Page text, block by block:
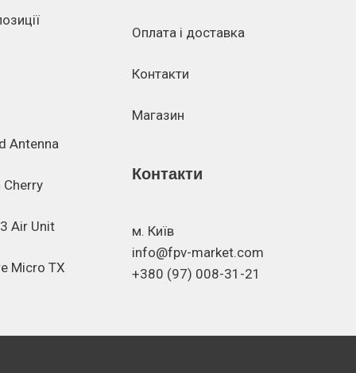
Antenna
Cherry
Air Unit
Micro TX
Оплата і доставка
Контакти
Магазин
Контакти
м. Київ
info@fpv-market.com
+380 (97) 008-31-21